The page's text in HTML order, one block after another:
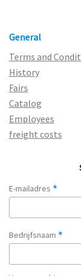
General
Terms and
History
Fairs
Catalog
Employees
freight costs
E-mailadres *
Bedrijfsnaam *